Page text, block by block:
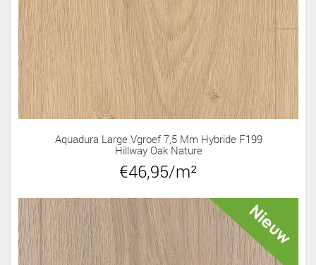
Aquadura Large Vgroef 7,5 Mm Hybride F199
Hillway Oak Nature
€46,95/m²